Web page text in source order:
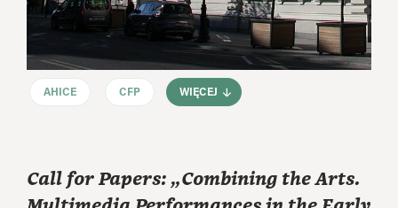
AHICE CFP WIĘCEJ
Call for Papers: „Combining the Arts.